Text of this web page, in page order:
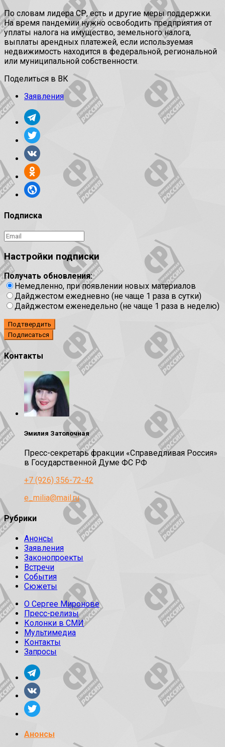
По словам лидера СР, есть и другие меры поддержки.
На время пандемии нужно освободить предприятия от
уплаты налога на имущество, земельного налога,
выплаты арендных платежей, если используемая
недвижимость находится в федеральной, региональной
или муниципальной собственности.
Поделиться в ВК
Заявления
Подписка
Настройки подписки
Получать обновления:
Немедленно, при появлении новых материалов
Дайджестом ежедневно (не чаще 1 раза в сутки)
Дайджестом еженедельно (не чаще 1 раза в неделю)
Подтвердить
Контакты
Эмилия Затолочная
Пресс-секретарь фракции «Справедливая Россия»
в Государственной Думе ФС РФ
+7 (926) 356-72-42
e_milia@mail.ru
Рубрики
Анонсы
Заявления
Законопроекты
Встречи
События
Сюжеты
О Сергее Миронове
Пресс-релизы
Колонки в СМИ
Мультимедиа
Контакты
Запросы
Анонсы